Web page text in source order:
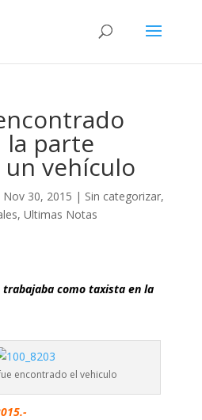
parte
vehículo
Nov 30, 2015 | Sin categorizar,
, Ultimas Notas
como taxista en la
encontrado el vehiculo